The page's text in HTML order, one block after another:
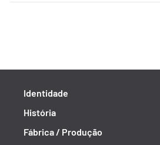
Identidade
História
Fábrica / Produção